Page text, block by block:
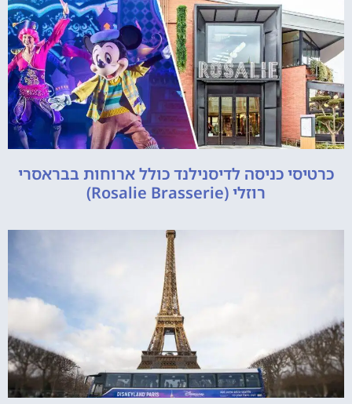
כרטיסי כניסה לדיסנילנד כולל ארוחות בבראסרי
רוזלי (Rosalie Brasserie)